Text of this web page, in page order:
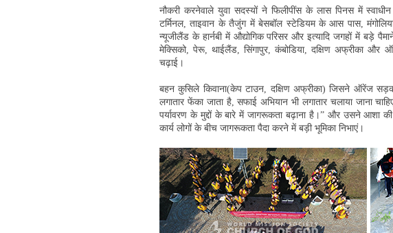
नौकरी करनेवाले युवा सदस्यों ने फिलीपींस के लास पिनस में
टर्मिनल, ताइवान के तैजुंग में बेसबॉल स्टेडियम के आस पास,
न्यूजीलैंड के हार्नबी में औद्योगिक परिसर और इत्यादि जगहों में बड़े
मेक्सिको, पेरू, थाईलैंड, सिंगापुर, कंबोडिया, दक्षिण अफ्रीका
चढ़ाई।
बहन कुसिले किवाना(केप टाउन, दक्षिण अफ्रीका) जिसने ऑरेंज
लगातार फेंका जाता है, सफाई अभियान भी लगातार चलाया जाना
पर्यावरण के मुद्दों के बारे में जागरूकता बढ़ाना है।” और उसने आशा
कार्य लोगों के बीच जागरूकता पैदा करने में बड़ी भूमिका निभाएं।